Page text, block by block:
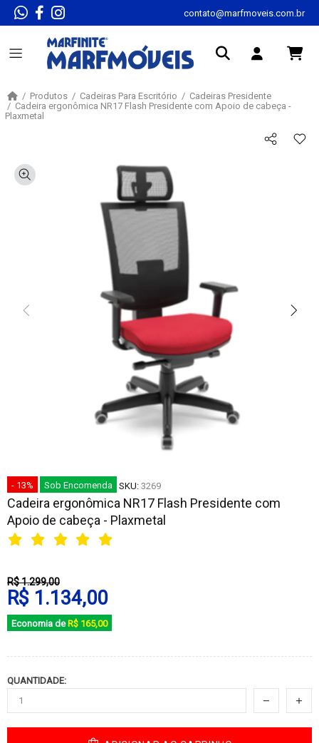
contato@marfmoveis.com.br
Produtos Cadeiras Para Escritório
Cadeiras Presidente
Cadeira ergonômica NR17 Flash Presidente com Apoio de cabeça -
Plaxmetal
- 13% Sob Encomenda SKU: 3269
Cadeira ergonômica NR17 Flash Presidente com
Apoio de cabeça - Plaxmetal
R$ 1.299,00
R$ 1.134,00
Economia de R$ 165,00
QUANTIDADE: